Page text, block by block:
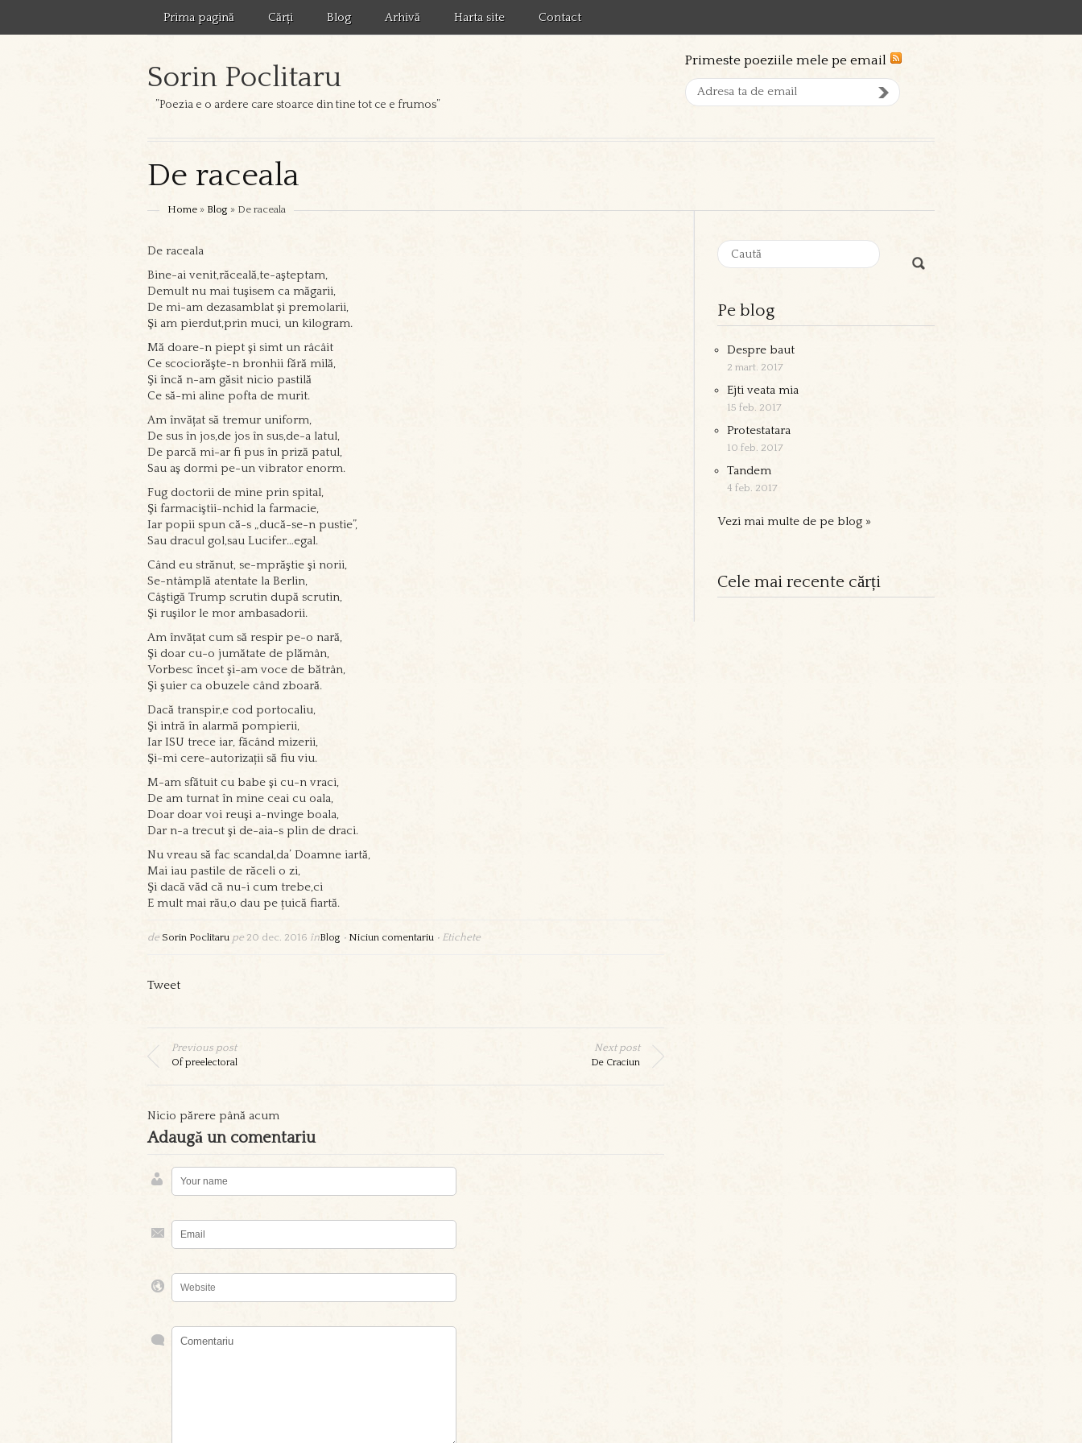
Prima pagină Cărți Blog Arhivă Harta site Contact
Sorin Poclitaru
”Poezia e o ardere care stoarce din tine tot ce e frumos”
Primeste poeziile mele pe email
De raceala
Home » Blog » De raceala
De raceala
Bine-ai venit,răceală,te-aşteptam,
Demult nu mai tuşisem ca măgarii,
De mi-am dezasamblat şi premolarii,
Şi am pierdut,prin muci, un kilogram.
Mă doare-n piept şi simt un râcâit
Ce scociorăşte-n bronhii fără milă,
Şi încă n-am găsit nicio pastilă
Ce să-mi aline pofta de murit.
Am învățat să tremur uniform,
De sus în jos,de jos în sus,de-a latul,
De parcă mi-ar fi pus în priză patul,
Sau aş dormi pe-un vibrator enorm.
Fug doctorii de mine prin spital,
Şi farmaciştii-nchid la farmacie,
Iar popii spun că-s „ducă-se-n pustie”,
Sau dracul gol,sau Lucifer…egal.
Când eu strănut, se-mprăştie şi norii,
Se-ntâmplă atentate la Berlin,
Câştigă Trump scrutin după scrutin,
Şi ruşilor le mor ambasadorii.
Am învățat cum să respir pe-o nară,
Şi doar cu-o jumătate de plămân,
Vorbesc încet şi-am voce de bătrân,
Şi şuier ca obuzele când zboară.
Dacă transpir,e cod portocaliu,
Şi intră în alarmă pompierii,
Iar ISU trece iar, făcând mizerii,
Şi-mi cere-autorizații să fiu viu.
M-am sfătuit cu babe şi cu-n vraci,
De am turnat în mine ceai cu oala,
Doar doar voi reuşi a-nvinge boala,
Dar n-a trecut şi de-aia-s plin de draci.
Nu vreau să fac scandal,da’ Doamne iartă,
Mai iau pastile de răceli o zi,
Şi dacă văd că nu-i cum trebe,ci
E mult mai rău,o dau pe țuică fiartă.
de Sorin Poclitaru pe 20 dec. 2016 înBlog • Niciun comentariu • Etichete
Tweet
Previous post
Of preelectoral
Next post
De Craciun
Nicio părere până acum
Adaugă un comentariu
Pe blog
Despre baut
2 mart. 2017
Ejti veata mia
15 feb. 2017
Protestatara
10 feb. 2017
Tandem
4 feb. 2017
Vezi mai multe de pe blog »
Cele mai recente cărți